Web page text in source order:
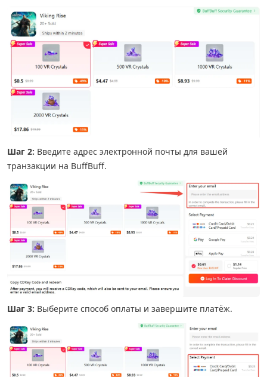
Шаг 2: Введите адрес электронной почты для вашей
транзакции на BuffBuff.
Шаг 3: Выберите способ оплаты и завершите платёж.